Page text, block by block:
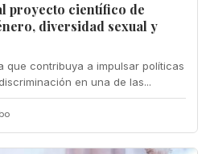
proyecto científico de
diversidad sexual y
que contribuya a impulsar políticas
en una de las...